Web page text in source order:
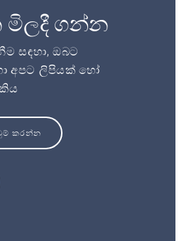
මිලදී ගන්න
සඳහා, ඔබට
අපට ලිපියක් හෝ
කරන්න